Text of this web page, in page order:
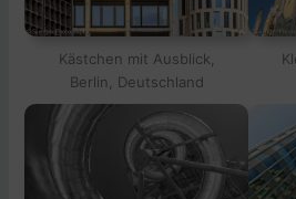
Kästchen mit Ausblick,
Berlin, Deutschland